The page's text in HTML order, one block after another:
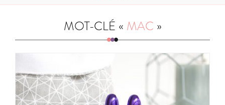
MOT-CLÉ « MAC »